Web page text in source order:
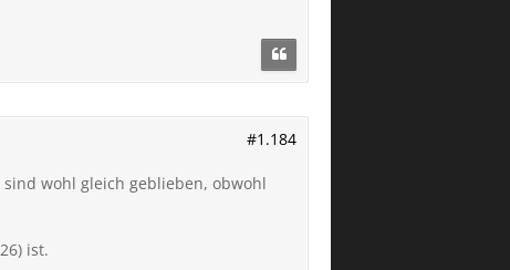
#1.184
wohl gleich geblieben, obwohl
ist.